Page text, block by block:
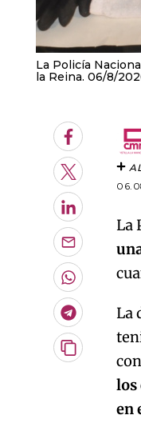
La Policía
la Reina. 06/8/
Facebook
Twitter
LinkedIn
Enviar
por
Email
Whatsapp
Telegram
Copiar
La
La
los
en